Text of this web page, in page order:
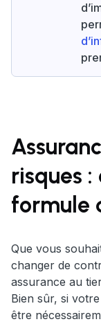
risques
formule
Que vous
changer de
assurance au
Bien sûr, si
être